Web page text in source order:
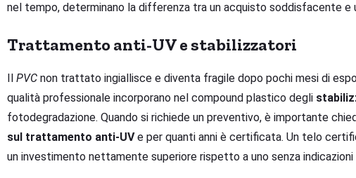
nel tempo, determinano la differenza tra un acquisto soddisfacente e
Trattamento anti-UV e stabilizzatori
PVC non trattato ingiallisce e diventa fragile dopo pochi mesi di
qualità professionale incorporano nel compound plastico degli
fotodegradazione. Quando si richiede un preventivo, è importante
sul trattamento anti-UVe per quanti anni è certificata. Un telo
un investimento nettamente superiore rispetto a uno senza indicazioni